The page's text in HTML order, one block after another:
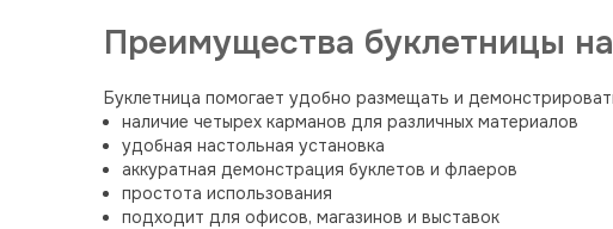
Преимущества буклетницы
Буклетница помогает удобно размещать и
наличие четырех карманов для различных материалов
удобная настольная установка
аккуратная демонстрация буклетов и флаеров
простота использования
подходит для офисов, магазинов и выставок